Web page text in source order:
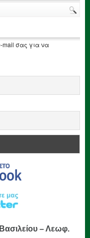
mail σας για να
– Λεωφ.